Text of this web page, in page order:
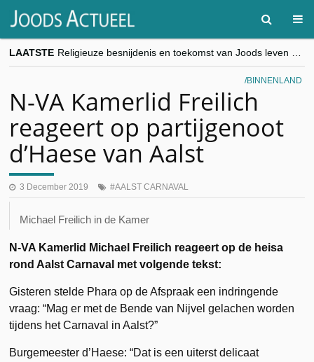
LAATSTE
“Besnijdenisdebat toont hoe moeilijk seculiere Westen minderheden begrijpt”, Jinnih Beels (Vooruit)
CITYTRIP | ROEMENIË – Boekarest: de verrassing van Oost-Europa
BINNENLAND
N-VA Kamerlid Freilich
reageert op partijgenoot
d’Haese van Aalst
3 December 2019 AALST CARNAVAL
Michael Freilich in de Kamer
N-VA Kamerlid Michael Freilich reageert op de heisa
rond Aalst Carnaval met volgende tekst:
Gisteren stelde Phara op de Afspraak een indringende
vraag: “Mag er met de Bende van Nijvel gelachen worden
tijdens het Carnaval in Aalst?”
Burgemeester d’Haese: “Dat is een uiterst delicaat